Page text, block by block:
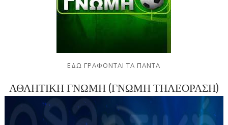
ΕΔΩ ΓΡΑΦΟΝΤΑΙ ΤΑ ΠΑΝΤΑ
ΑΘΛΗΤΙΚΗ ΓΝΩΜΗ (ΓΝΩΜΗ ΤΗΛΕΟΡΑΣΗ)